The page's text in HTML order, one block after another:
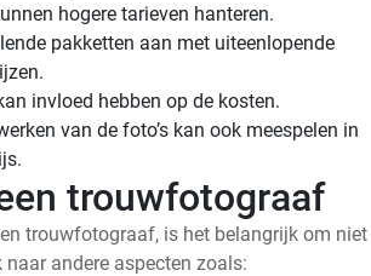
hogere tarieven hanteren.
pakketten aan met uiteenlopende
invloed hebben op de kosten.
van de foto’s kan ook meespelen in
trouwfotograaf
trouwfotograaf, is het belangrijk om niet
andere aspecten zoals: